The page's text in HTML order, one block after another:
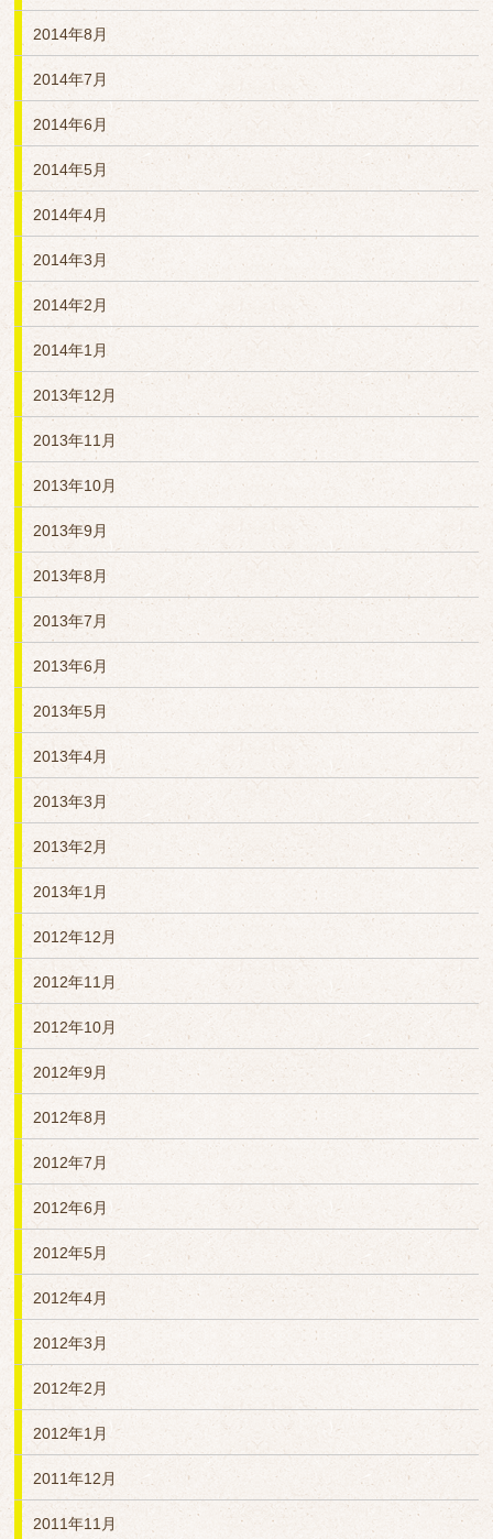
2014年8月
2014年7月
2014年6月
2014年5月
2014年4月
2014年3月
2014年2月
2014年1月
2013年12月
2013年11月
2013年10月
2013年9月
2013年8月
2013年7月
2013年6月
2013年5月
2013年4月
2013年3月
2013年2月
2013年1月
2012年12月
2012年11月
2012年10月
2012年9月
2012年8月
2012年7月
2012年6月
2012年5月
2012年4月
2012年3月
2012年2月
2012年1月
2011年12月
2011年11月